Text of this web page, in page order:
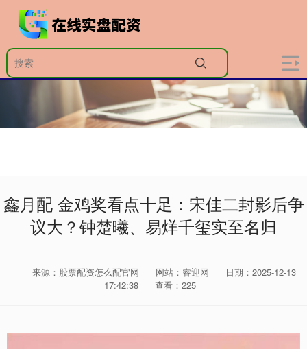
鑫月配 金鸡奖看点十足：宋佳二封影后争
议大？钟楚曦、易烊千玺实至名归
来源：股票配资怎么配官网 网站：睿迎网
日期：2025-12-13
17:42:38
查看：225